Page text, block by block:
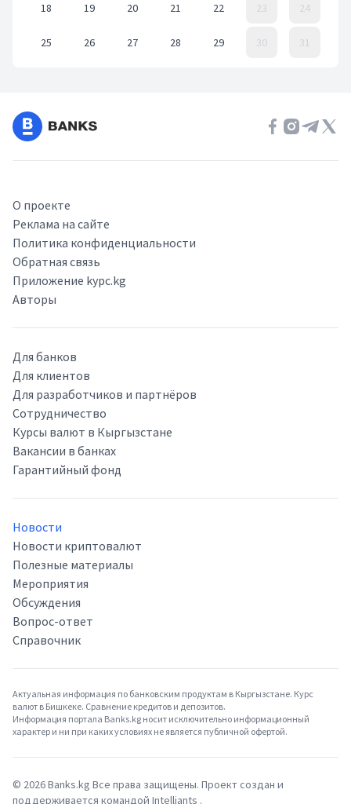
18 19 20 21 22 23 24
25 26 27 28 29 30 31
О проекте
Реклама на сайте
Политика конфиденциальности
Обратная связь
Приложение kypc.kg
Авторы
Для банков
Для клиентов
Для разработчиков и партнёров
Сотрудничество
Курсы валют в Кыргызстане
Вакансии в банках
Гарантийный фонд
Новости
Новости криптовалют
Полезные материалы
Мероприятия
Обсуждения
Вопрос-ответ
Справочник
Актуальная информация по банковским продуктам в Кыргызстане. Курс
валют в Бишкеке. Сравнение кредитов и депозитов.
Информация портала Banks.kg носит исключительно информационный
характер и ни при каких условиях не является публичной офертой.
© 2026Banks.kg Все права защищены. Проект создан и
поддерживается командой Intelliants .